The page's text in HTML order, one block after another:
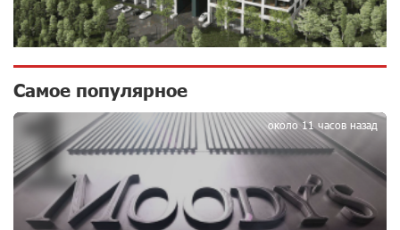
президенту страны с просьбой содействовать
освобождению армянских заключенных,
осужденных в Азербайджане
Против кого вооружается Азербайджан? Аршак
Карапетян
15 дней назад
При поддержке Ucom в спортивной школе Вайка
установлена солнечная электростанция мощностью
Самое популярное
около 11 часов назад
1